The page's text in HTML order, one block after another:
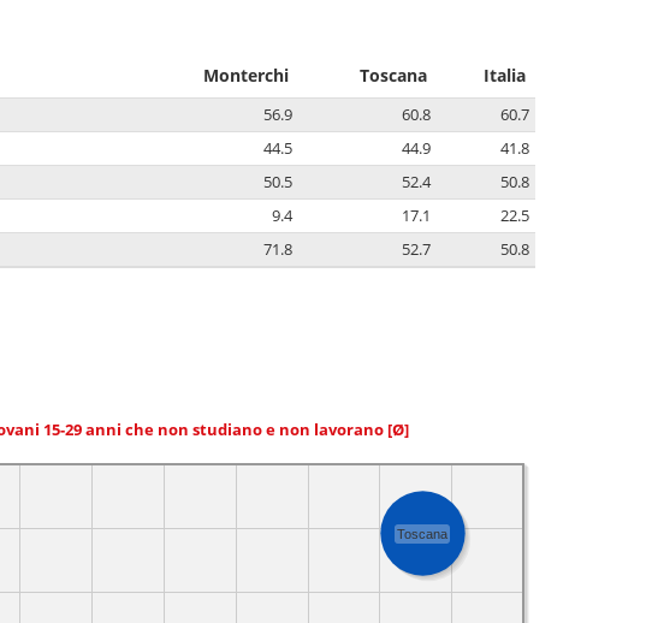
Monterchi Toscana Italia
56.9 60.8
60.7
44.5 44.9
41.8
50.5 52.4
50.8
9.4 17.1
22.5
71.8 52.7 50.8
15-29 anni che non studiano e non lavorano [Ø]
Toscana